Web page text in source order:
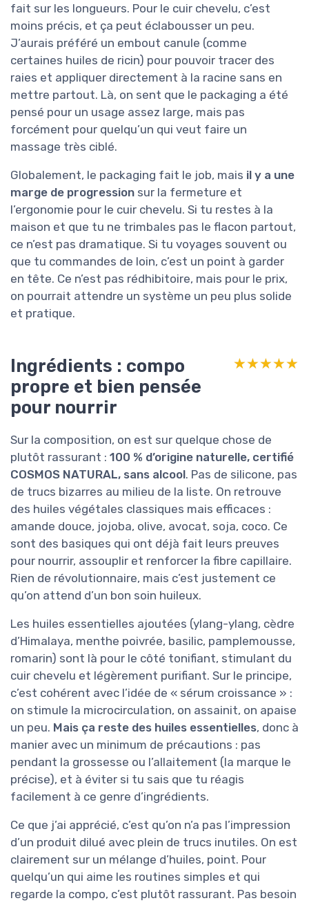
fait sur les longueurs. Pour le cuir chevelu, c’est
moins précis, et ça peut éclabousser un peu.
J’aurais préféré un embout canule (comme
certaines huiles de ricin) pour pouvoir tracer des
raies et appliquer directement à la racine sans en
mettre partout. Là, on sent que le packaging a été
pensé pour un usage assez large, mais pas
forcément pour quelqu’un qui veut faire un
massage très ciblé.
Globalement, le packaging fait le job, mais il y a une
marge de progression sur la fermeture et
l’ergonomie pour le cuir chevelu. Si tu restes à la
maison et que tu ne trimbales pas le flacon partout,
ce n’est pas dramatique. Si tu voyages souvent ou
que tu commandes de loin, c’est un point à garder
en tête. Ce n’est pas rédhibitoire, mais pour le prix,
on pourrait attendre un système un peu plus solide
et pratique.
Ingrédients : compo
propre et bien pensée
pour nourrir
★★★★★
★★★★★
Sur la composition, on est sur quelque chose de
plutôt rassurant : 100 % d’origine naturelle, certifié
COSMOS NATURAL, sans alcool. Pas de silicone, pas
de trucs bizarres au milieu de la liste. On retrouve
des huiles végétales classiques mais efficaces :
amande douce, jojoba, olive, avocat, soja, coco. Ce
sont des basiques qui ont déjà fait leurs preuves
pour nourrir, assouplir et renforcer la fibre capillaire.
Rien de révolutionnaire, mais c’est justement ce
qu’on attend d’un bon soin huileux.
Les huiles essentielles ajoutées (ylang-ylang, cèdre
d’Himalaya, menthe poivrée, basilic, pamplemousse,
romarin) sont là pour le côté tonifiant, stimulant du
cuir chevelu et légèrement purifiant. Sur le principe,
c’est cohérent avec l’idée de « sérum croissance » :
on stimule la microcirculation, on assainit, on apaise
un peu. Mais ça reste des huiles essentielles, donc à
manier avec un minimum de précautions : pas
pendant la grossesse ou l’allaitement (la marque le
précise), et à éviter si tu sais que tu réagis
facilement à ce genre d’ingrédients.
Ce que j’ai apprécié, c’est qu’on n’a pas l’impression
d’un produit dilué avec plein de trucs inutiles. On est
clairement sur un mélange d’huiles, point. Pour
quelqu’un qui aime les routines simples et qui
regarde la compo, c’est plutôt rassurant. Pas besoin